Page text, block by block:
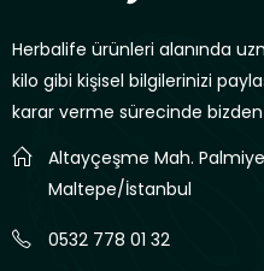
Herbalife ürünleri alanında
kilo gibi kişisel bilgilerinizi
karar verme sürecinde
Altayçeşme Mah.
Maltepe/İstanbul
0532 778 01 32